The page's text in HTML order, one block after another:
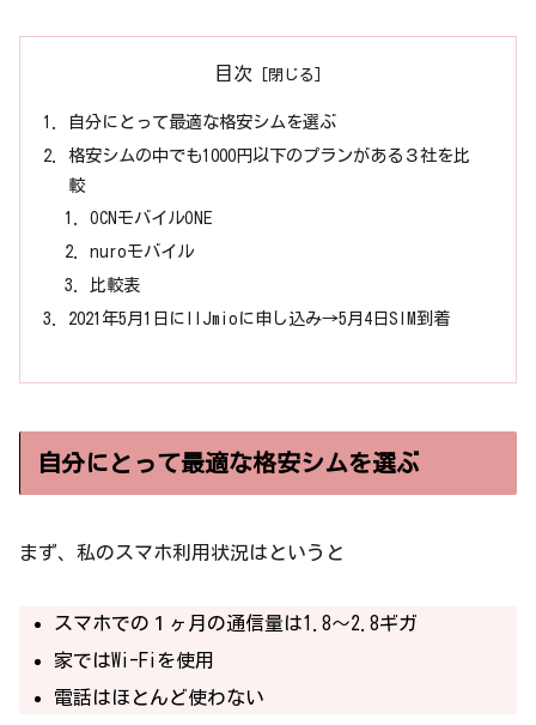
目次
自分にとって最適な格安シムを選ぶ
格安シムの中でも1000円以下のプランがある３社を比
較
OCNモバイルONE
nuroモバイル
比較表
2021年5月1日にIIJmioに申し込み→5月4日SIM到着
自分にとって最適な格安シムを選ぶ
まず、私のスマホ利用状況はというと
スマホでの１ヶ月の通信量は1.8〜2.8ギガ
家ではWi-Fiを使用
電話はほとんど使わない